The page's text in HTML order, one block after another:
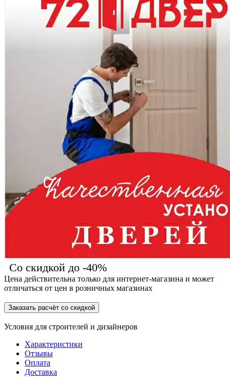
Со скидкой до -40%
Цена действительна только для интернет-магазина и может
отличаться от цен в розничных магазинах
Заказать расчёт со скидкой
Условия для строителей и дизайнеров
Характеристики
Отзывы
Оплата
Доставка